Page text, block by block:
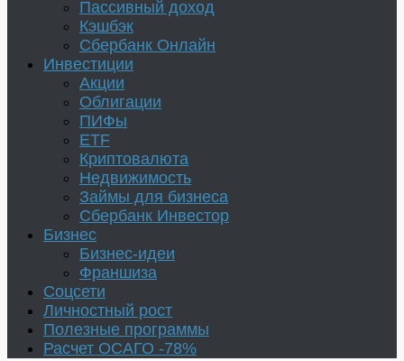
Пассивный доход
Кэшбэк
Сбербанк Онлайн
Инвестиции
Акции
Облигации
ПИФы
ETF
Криптовалюта
Недвижимость
Займы для бизнеса
Сбербанк Инвестор
Бизнес
Бизнес-идеи
Франшиза
Соцсети
Личностный рост
Полезные программы
Расчет ОСАГО -78%